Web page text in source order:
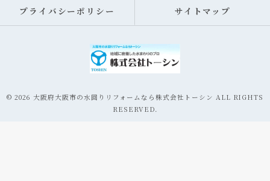
プライバシーポリシー サイトマップ
© 2026 大阪府大阪市の水回りリフォームなら株式会社トーシン ALL RIGHTS
RESERVED.